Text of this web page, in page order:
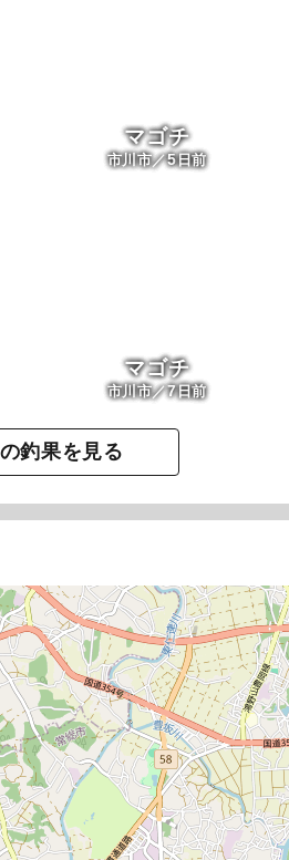
マゴチ
市川市／5日前
マゴチ
市川市／7日前
釣果を見る